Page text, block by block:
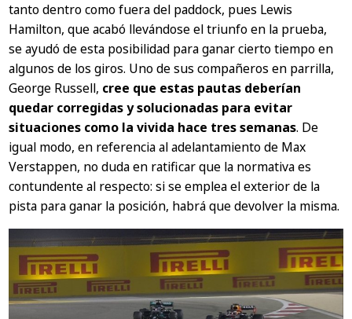
tanto dentro como fuera del paddock, pues Lewis
Hamilton, que acabó llevándose el triunfo en la prueba,
se ayudó de esta posibilidad para ganar cierto tiempo en
algunos de los giros. Uno de sus compañeros en parrilla,
George Russell, cree que estas pautas deberían
quedar corregidas y solucionadas para evitar
situaciones como la vivida hace tres semanas. De
igual modo, en referencia al adelantamiento de Max
Verstappen, no duda en ratificar que la normativa es
contundente al respecto: si se emplea el exterior de la
pista para ganar la posición, habrá que devolver la misma.